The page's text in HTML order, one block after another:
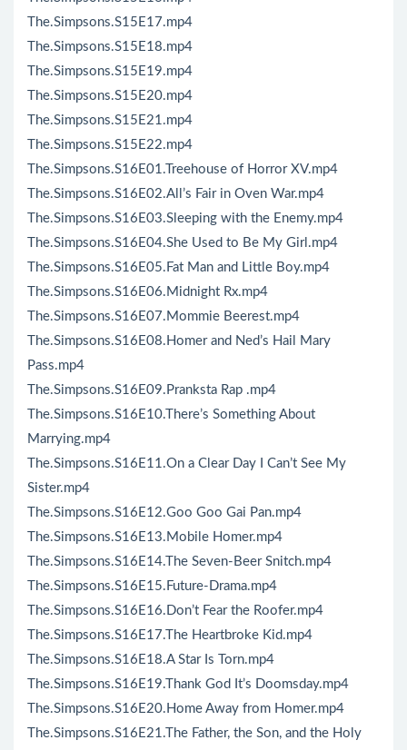
The.Simpsons.S15E17.mp4
The.Simpsons.S15E18.mp4
The.Simpsons.S15E19.mp4
The.Simpsons.S15E20.mp4
The.Simpsons.S15E21.mp4
The.Simpsons.S15E22.mp4
The.Simpsons.S16E01.Treehouse of Horror XV.mp4
The.Simpsons.S16E02.All’s Fair in Oven War.mp4
The.Simpsons.S16E03.Sleeping with the Enemy.mp4
The.Simpsons.S16E04.She Used to Be My Girl.mp4
The.Simpsons.S16E05.Fat Man and Little Boy.mp4
The.Simpsons.S16E06.Midnight Rx.mp4
The.Simpsons.S16E07.Mommie Beerest.mp4
The.Simpsons.S16E08.Homer and Ned’s Hail Mary
Pass.mp4
The.Simpsons.S16E09.Pranksta Rap .mp4
The.Simpsons.S16E10.There’s Something About
Marrying.mp4
The.Simpsons.S16E11.On a Clear Day I Can’t See My
Sister.mp4
The.Simpsons.S16E12.Goo Goo Gai Pan.mp4
The.Simpsons.S16E13.Mobile Homer.mp4
The.Simpsons.S16E14.The Seven-Beer Snitch.mp4
The.Simpsons.S16E15.Future-Drama.mp4
The.Simpsons.S16E16.Don’t Fear the Roofer.mp4
The.Simpsons.S16E17.The Heartbroke Kid.mp4
The.Simpsons.S16E18.A Star Is Torn.mp4
The.Simpsons.S16E19.Thank God It’s Doomsday.mp4
The.Simpsons.S16E20.Home Away from Homer.mp4
The.Simpsons.S16E21.The Father, the Son, and the Holy